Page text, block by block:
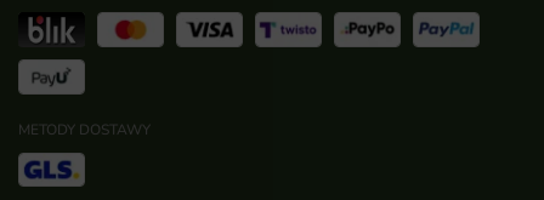
METODY DOSTAWY